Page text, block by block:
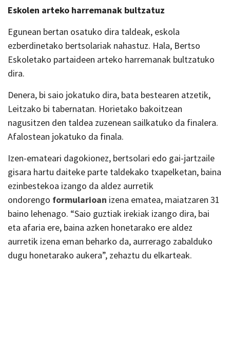
Eskolen arteko harremanak bultzatuz
Egunean bertan osatuko dira taldeak, eskola
ezberdinetako bertsolariak nahastuz. Hala, Bertso
Eskoletako partaideen arteko harremanak bultzatuko
dira.
Denera, bi saio jokatuko dira, bata bestearen atzetik,
Leitzako bi tabernatan. Horietako bakoitzean
nagusitzen den taldea zuzenean sailkatuko da finalera.
Afalostean jokatuko da finala.
Izen-emateari dagokionez, bertsolari edo gai-jartzaile
gisara hartu daiteke parte taldekako txapelketan, baina
ezinbestekoa izango da aldez aurretik
ondorengo formularioan izena ematea, maiatzaren 31
baino lehenago. “Saio guztiak irekiak izango dira, bai
eta afaria ere, baina azken honetarako ere aldez
aurretik izena eman beharko da, aurrerago zabalduko
dugu honetarako aukera”, zehaztu du elkarteak.